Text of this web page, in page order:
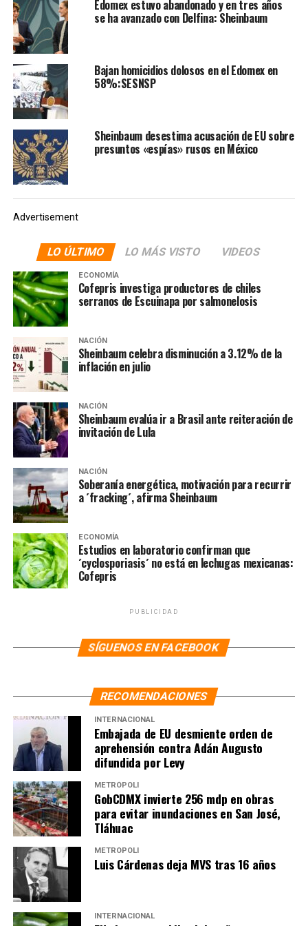
AMLO aseguró “nosotros no quisiéramos que las salas de
terapia intensiva se usarán por eso estamos trabajando
mucho en lo preventivo, en que nos quedemos en casa,
que nos cuidemos, que aprovechemos ese activo que es
la familia mexicana, la institución más importante de
seguridad social” y añadió la importancia de cuidar a los
adultos mayores y a las personas con enfermedades
como hipertensión, diabetes y obesidad.
Estas salas de terapia
intensiva con equipo y
personal especializado son
indispensables para
atender a enfermos graves
de#coronavirus.
pic.twitter.com/IhfTwWfpd4
— Andrés Manuel (@lopezobrador_)April 3, 2020
Asimismo, López Obrador, confirmó que Luis Cresencio
Sandoval, titular de la Secretaría de la Defensa Nacional
(Sedena), está a cargo del Plan DN-III que tiene por
objetivo enfrentar la emergencia sanitaria Covid-19.
Cresencio Sandoval, añadió que el ejército operará un
total de 32 hospitales del Instituto Nacional de Salud
(Insabi); así como 13 hospitales Militares de Zona; 15
unidades operativas acondicionadas; y 34 unidades en
las que los dormitorios se convertirán en terapia
intensiva o de hospitalización en todo el territorio
mexicano.
TE PUEDE INTERESAR:
Ejército resguarda 38
IMSS
NOTAS RELACIONADAS:
AMLO
AMLO SUPERVISA HOSPITALES
CORONAVIRUS
CORONAVIRUS EN MÉXICO
COVID-19
CUIDADOS INTENSIVOS
ESTADO DE MÉXICO
HOSPITAL MILITAR DE ZONA
HOSPITALES
IMSS
PLAN DN-III
TEMAMATLA
UNIDAD DE CUIDADOS INTENSIVOS
SIGUIENTE
Alfredo del Mazo lanza medidas para prevenir la
violencia intrafamiliar
Por Covid-19 condonan el pago del Impuesto Sobre
Nómina en Colima
Edomex estuvo abandonado y en tres años
se ha avanzado con Delfina: Sheinbaum
Bajan homicidios dolosos en el Edomex en
58%:SESNSP
Sheinbaum desestima acusación de EU sobre
presuntos «espías» rusos en México
Advertisement
LO ÚLTIMO LO MÁS VISTO VIDEOS
ECONOMÍA
Cofepris investiga productores de chiles
serranos de Escuinapa por salmonelosis
NACIÓN
Sheinbaum celebra disminución a 3.12% de la
inflación en julio
NACIÓN
Sheinbaum evalúa ir a Brasil ante reiteración de
invitación de Lula
NACIÓN
Soberanía energética, motivación para recurrir
a ´fracking´, afirma Sheinbaum
ECONOMÍA
Estudios en laboratorio confirman que
´cyclosporiasis´ no está en lechugas mexicanas:
Cofepris
PUBLICIDAD
SÍGUENOS EN FACEBOOK
RECOMENDACIONES
INTERNACIONAL
Embajada de EU desmiente orden de
aprehensión contra Adán Augusto
difundida por Levy
METRÓPOLI
GobCDMX invierte 256 mdp en obras
para evitar inundaciones en San José,
Tláhuac
METRÓPOLI
Luis Cárdenas deja MVS tras 16 años
INTERNACIONAL